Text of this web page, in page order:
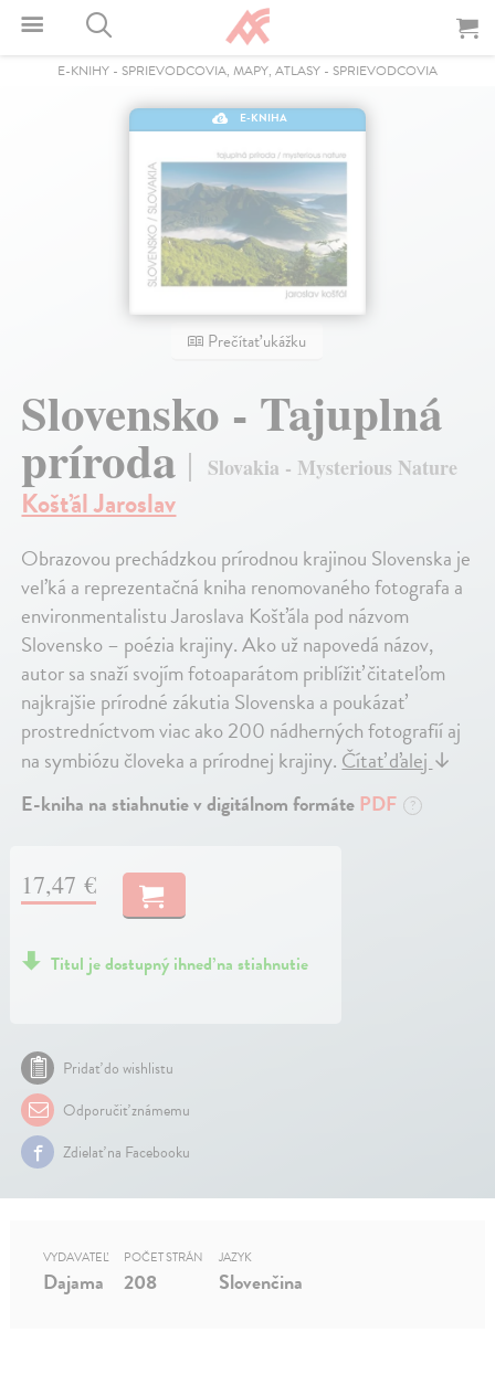
E-KNIHY - SPRIEVODCOVIA, MAPY, ATLASY - SPRIEVODCOVIA
E-KNIHA
Prečítať ukážku
Slovensko - Tajuplná
príroda Slovakia - Mysterious Nature
Košťál Jaroslav
Obrazovou prechádzkou prírodnou krajinou Slovenska je
veľká a reprezentačná kniha renomovaného fotografa a
environmentalistu Jaroslava Košťála pod názvom
Slovensko – poézia krajiny. Ako už napovedá názov,
autor sa snaží svojím fotoaparátom priblížiť čitateľom
najkrajšie prírodné zákutia Slovenska a poukázať
prostredníctvom viac ako 200 nádherných fotografií aj
na symbiózu človeka a prírodnej krajiny. Čítať ďalej ↓
E-kniha na stiahnutie v digitálnom formátePDF ?
17,47 €
Titul je dostupný ihneď na stiahnutie
Pridať do wishlistu
Odporučiť známemu
Zdielať na Facebooku
VYDAVATEĽ
Dajama
POČET STRÁN
208
JAZYK
Slovenčina